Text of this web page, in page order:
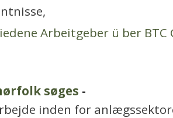
Arbeitgeber ü ber BTC
søges -
inden for